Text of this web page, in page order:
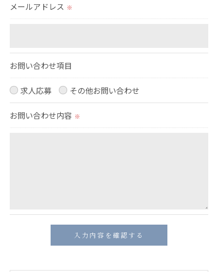
＜個人情報を与えなかった場合に生じる結果＞
必要な情報を頂けない場合は、それに対応した当社
のサービスをご提供できない場合がございますので
予めご了承ください。
個人情報の開示･訂正･削除・利用停止の具体的手続
メールアドレス ※
お問い合わせ項目
求人応募 その他お問い合わせ
お問い合わせ内容 ※